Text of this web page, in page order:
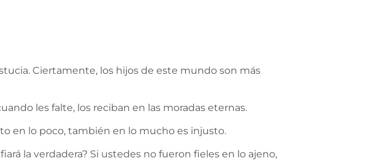
Ciertamente, los hijos de este mundo son más
les falte, los reciban en las moradas eternas.
en lo poco, también en lo mucho es injusto.
la verdadera? Si ustedes no fueron fieles en lo ajeno,